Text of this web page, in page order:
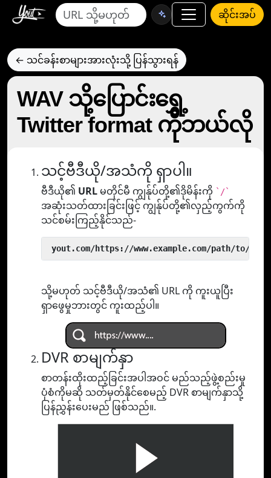
ဆိုင်းအပ်
← သင်ခန်းစာများအားလုံးသို့ ပြန်သွားရန်
WAV သို့ပြောင်းရွှေ့
Twitter format ကိုဘယ်လို
သင့်ဗီဒီယို/အသံကို ရှာပါ။
ဗီဒီယို၏ URL မတိုင်မီ ကျွန်ုပ်တို့၏ဒိုမိန်းကို `/`
အဆုံးသတ်ထားခြင်းဖြင့် ကျွန်ုပ်တို့၏လှည့်ကွက်ကို
သင်စမ်းကြည့်နိုင်သည်-
yout.com/https://www.example.com/path/to/
သို့မဟုတ် သင့်ဗီဒီယို/အသံ၏ URL ကို ကူးယူပြီး
ရှာဖွေမှုဘားတွင် ကူးထည့်ပါ။
DVR စာမျက်နှာ
စာတန်းထိုးထည့်ခြင်းအပါအဝင် မည်သည့်ဖွဲ့စည်းမှု
ပုံစံကိုမဆို သတ်မှတ်နိုင်စေမည့် DVR စာမျက်နှာသို့
ပြန်ညွှန်းပေးမည် ဖြစ်သည်။.